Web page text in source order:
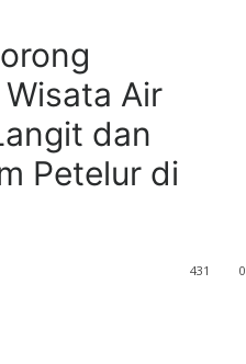
Air
dan
Petelur di
0
431